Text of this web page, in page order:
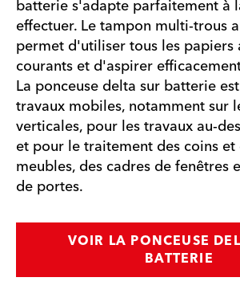
batterie s'adapte parfaitement à
effectuer. Le tampon multi-trous
permet d'utiliser tous les papiers
courants et d'aspirer
La ponceuse delta sur batterie
travaux mobiles, notamment sur
verticales, pour les travaux au-
et pour le traitement des coins
meubles, des cadres de fenêtres
de portes.
VOIR LA PONCEUSE
BATTERIE